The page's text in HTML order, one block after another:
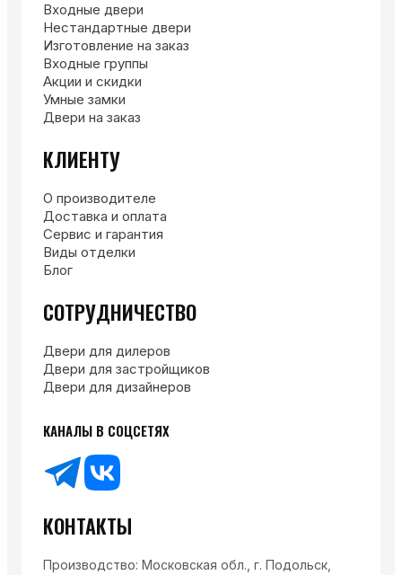
Входные двери
Нестандартные двери
Изготовление на заказ
Входные группы
Акции и скидки
Умные замки
Двери на заказ
КЛИЕНТУ
О производителе
Доставка и оплата
Сервис и гарантия
Виды отделки
Блог
СОТРУДНИЧЕСТВО
Двери для дилеров
Двери для застройщиков
Двери для дизайнеров
КАНАЛЫ В СОЦСЕТЯХ
КОНТАКТЫ
Производство: Московская обл., г. Подольск,